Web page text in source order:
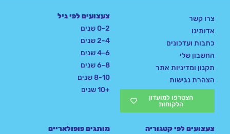
צרו קשר
אדותינו
כתבות ועדכונים
החשבון שלי
תקנון ומדיניות אתר
הצהרת נגישות
הצטרפו למועדון
הלקוחות
צעצועים לפי גיל
0-2 שנים
2-4 שנים
4-6 שנים
6-8 שנים
8-10 שנים
+10 שנים
צעצועים לפי קטגוריה
מותגים פופולאריים